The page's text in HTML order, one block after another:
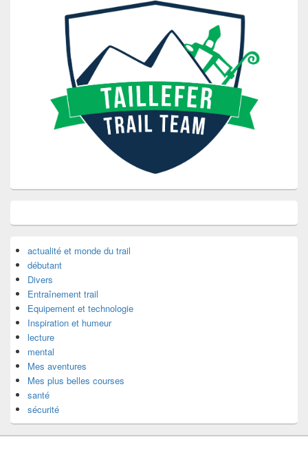
actualité et monde du trail
débutant
Divers
Entraînement trail
Equipement et technologie
Inspiration et humeur
lecture
mental
Mes aventures
Mes plus belles courses
santé
sécurité